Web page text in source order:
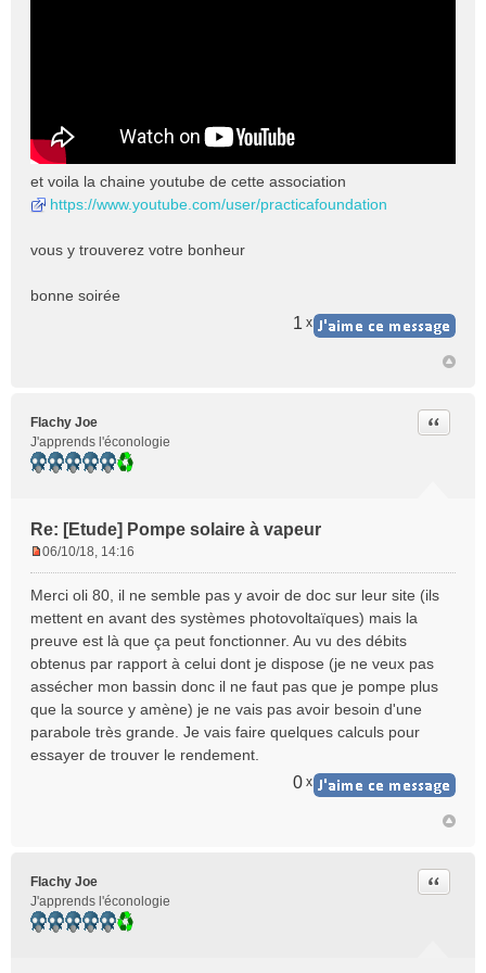
et voila la chaine youtube de cette association
https://www.youtube.com/user/practicafoundation
vous y trouverez votre bonheur
bonne soirée
1 x
Flachy Joe
J'apprends l'éconologie
Re: [Etude] Pompe solaire à vapeur
Citer
s
s
a
g
e
n
l
06/10/18, 14:16
Merci oli 80, il ne semble pas y avoir de doc sur leur site (ils
mettent en avant des systèmes photovoltaïques) mais la
preuve est là que ça peut fonctionner. Au vu des débits
obtenus par rapport à celui dont je dispose (je ne veux pas
assécher mon bassin donc il ne faut pas que je pompe plus
que la source y amène) je ne vais pas avoir besoin d'une
parabole très grande. Je vais faire quelques calculs pour
essayer de trouver le rendement.
0 x
Flachy Joe
J'apprends l'éconologie
Citer